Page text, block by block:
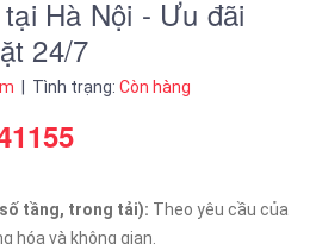
Hà Nội - Ưu đãi
24/7
| Tình trạng: Còn hàng
tầng, trong tải): Theo yêu cầu của
hóa và không gian.